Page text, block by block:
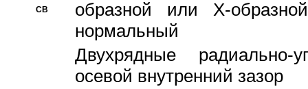
CB
образной или Х-
нормальный
Двухрядные радиально-
осевой внутренний зазор